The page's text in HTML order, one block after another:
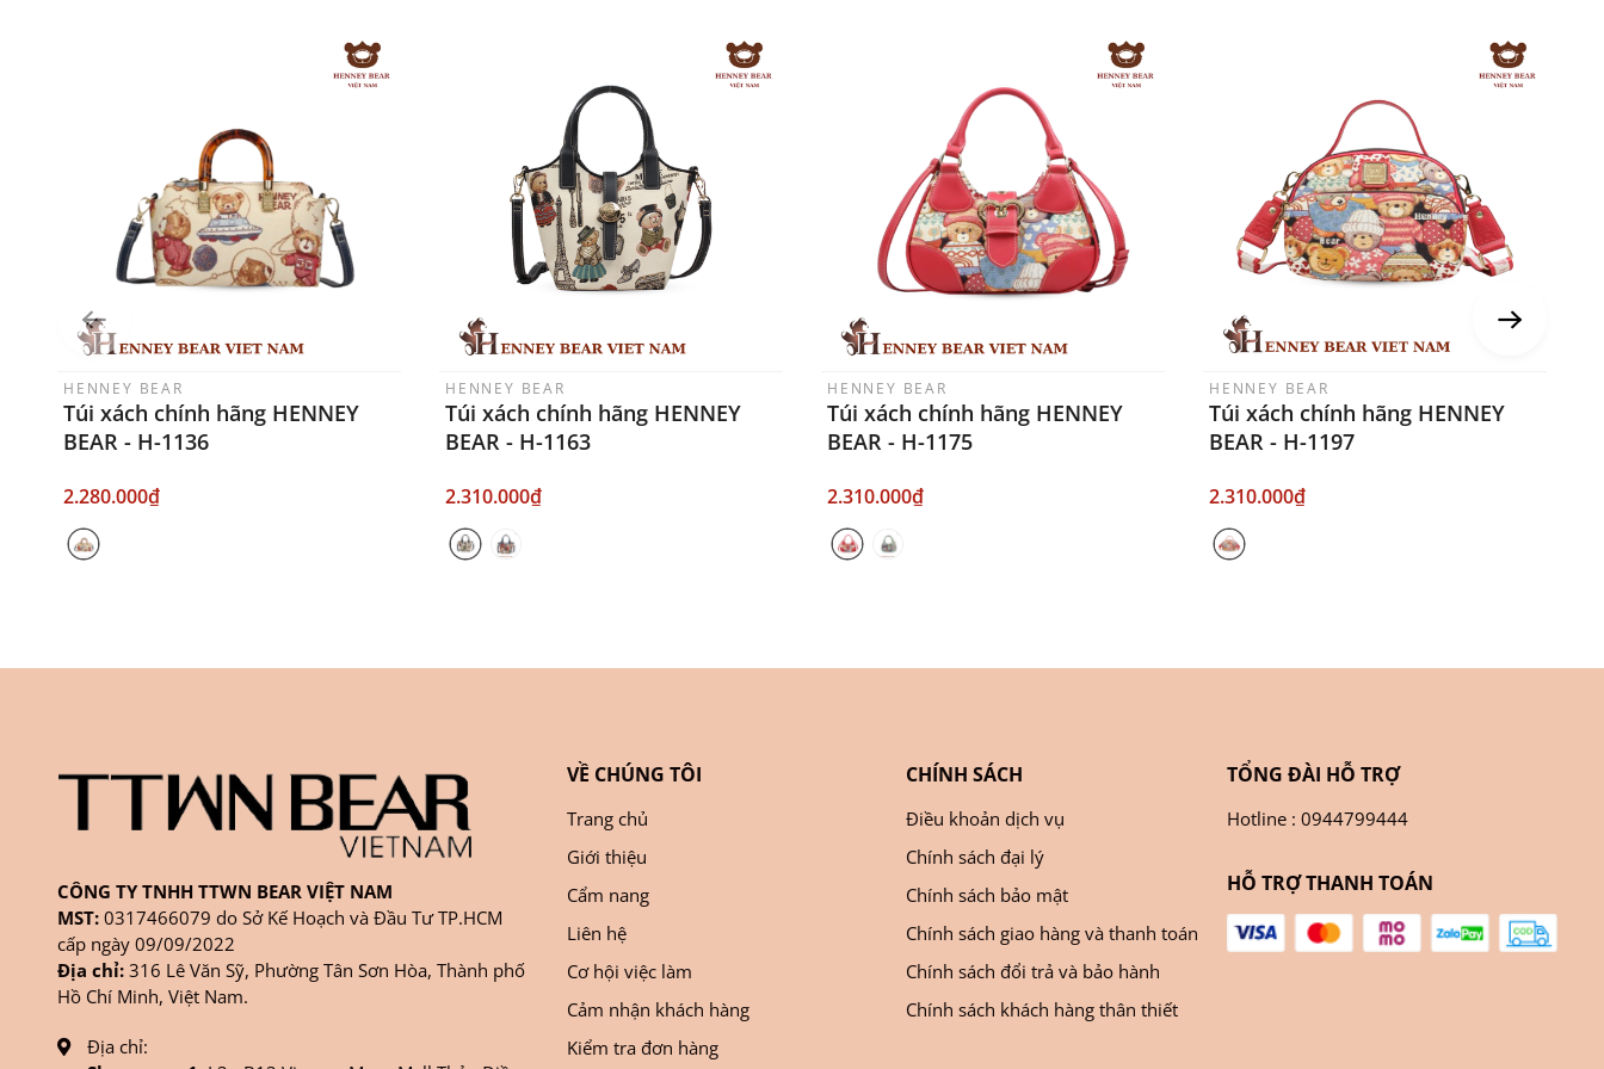
HENNEY BEAR
Túi xách chính hãng HENNEY
BEAR - H-1136
2.280.000₫
HENNEY BEAR
Túi xách chính hãng HENNEY
BEAR - H-1163
2.310.000₫
HENNEY BEAR
Túi xách chính hãng HENNEY
BEAR - H-1175
2.310.000₫
HENNEY BEAR
Túi xách chính hãng HENNEY
BEAR - H-1197
2.310.000₫
CÔNG TY TNHH TTWN BEAR VIỆT NAM
MST: 0317466079 do Sở Kế Hoạch và Đầu Tư TP.HCM
cấp ngày 09/09/2022
Địa chỉ: 316 Lê Văn Sỹ, Phường Tân Sơn Hòa, Thành phố
Hồ Chí Minh, Việt Nam.
Địa chỉ:
VỀ CHÚNG TÔI
Trang chủ
Giới thiệu
Cẩm nang
Liên hệ
Cơ hội việc làm
Cảm nhận khách hàng
Kiểm tra đơn hàng
CHÍNH SÁCH
Điều khoản dịch vụ
Chính sách đại lý
Chính sách bảo mật
Chính sách giao hàng và thanh toán
Chính sách đổi trả và bảo hành
Chính sách khách hàng thân thiết
TỔNG ĐÀI HỖ TRỢ
Hotline : 0944799444
HỖ TRỢ THANH TOÁN